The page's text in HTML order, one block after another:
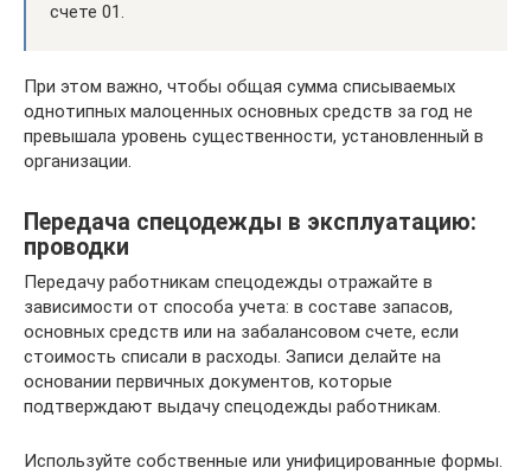
счете 01.
При этом важно, чтобы общая сумма списываемых
однотипных малоценных основных средств за год не
превышала уровень существенности, установленный в
организации.
Передача спецодежды в эксплуатацию:
проводки
Передачу работникам спецодежды отражайте в
зависимости от способа учета: в составе запасов,
основных средств или на забалансовом счете, если
стоимость списали в расходы. Записи делайте на
основании первичных документов, которые
подтверждают выдачу спецодежды работникам.
Используйте собственные или унифицированные формы.